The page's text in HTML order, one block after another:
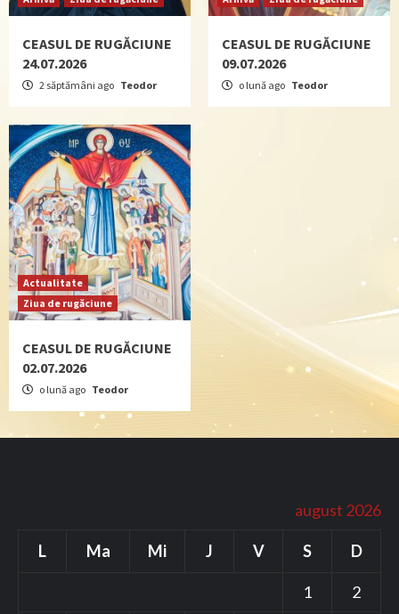
CEASUL DE RUGĂCIUNE
24.07.2026
2 săptămâni ago Teodor
CEASUL DE RUGĂCIUNE
09.07.2026
o lună ago Teodor
Actualitate
Ziua de rugăciune
CEASUL DE RUGĂCIUNE
02.07.2026
o lună ago Teodor
august 2026
L Ma Mi J V S D
1
2